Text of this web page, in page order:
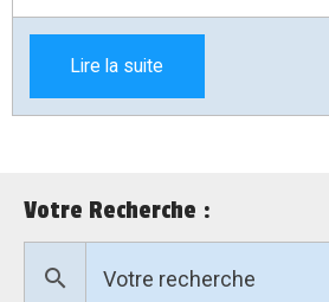
déplacer un fichier et retenir
quotidien.
Lire la suite
Votre Recherche :